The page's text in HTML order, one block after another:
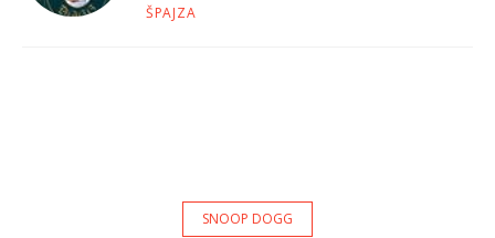
ŠPAJZA
SNOOP DOGG